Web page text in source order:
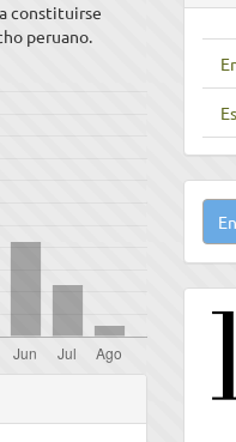
constituirse
peruano.
un